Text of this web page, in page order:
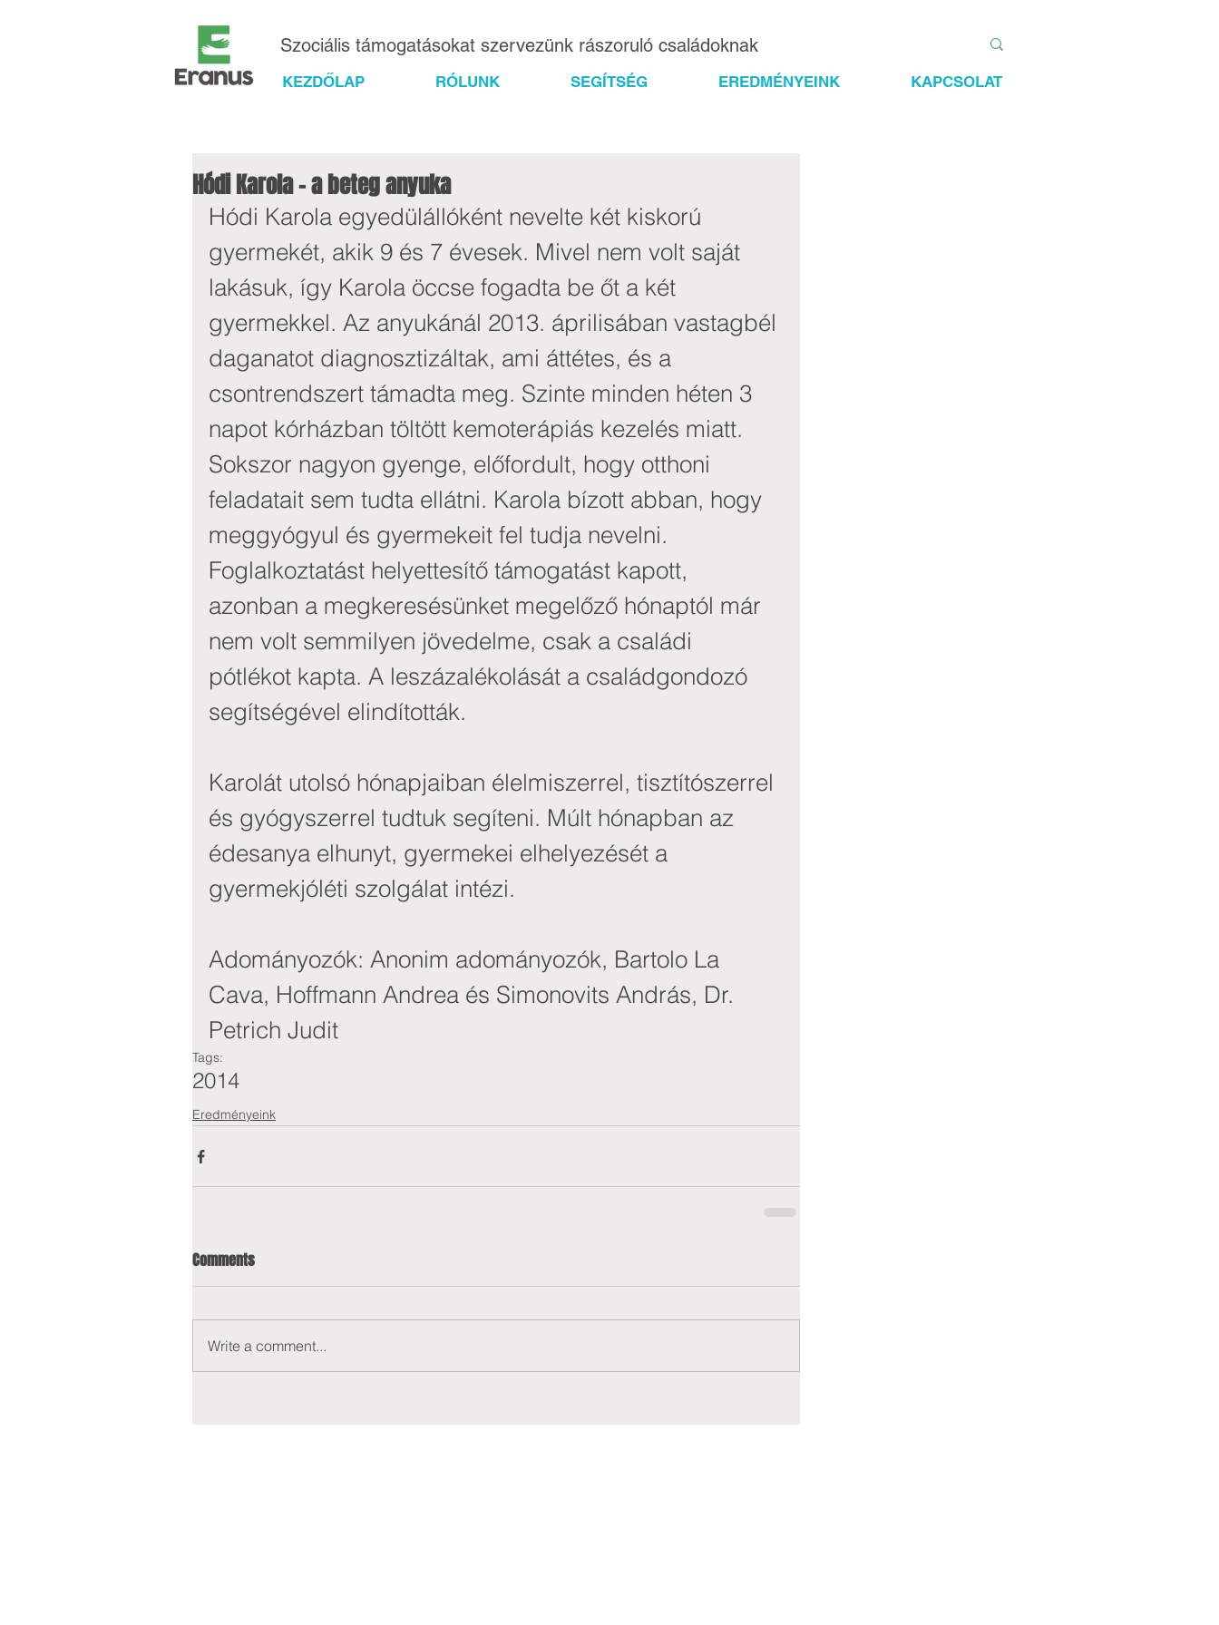
Szociális támogatásokat szervezünk rászoruló családoknak
KEZDŐLAP RÓLUNK SEGÍTSÉG EREDMÉNYEINK KAPCSOLAT
Hódi Karola - a beteg anyuka
Hódi Karola egyedülállóként nevelte két kiskorú
gyermekét, akik 9 és 7 évesek. Mivel nem volt saját
lakásuk, így Karola öccse fogadta be őt a két
gyermekkel. Az anyukánál 2013. áprilisában vastagbél
daganatot diagnosztizáltak, ami áttétes, és a
csontrendszert támadta meg. Szinte minden héten 3
napot kórházban töltött kemoterápiás kezelés miatt.
Sokszor nagyon gyenge, előfordult, hogy otthoni
feladatait sem tudta ellátni. Karola bízott abban, hogy
meggyógyul és gyermekeit fel tudja nevelni.
Foglalkoztatást helyettesítő támogatást kapott,
azonban a megkeresésünket megelőző hónaptól már
nem volt semmilyen jövedelme, csak a családi
pótlékot kapta. A leszázalékolását a családgondozó
segítségével elindították.
Karolát utolsó hónapjaiban élelmiszerrel, tisztítószerrel
és gyógyszerrel tudtuk segíteni. Múlt hónapban az
édesanya elhunyt, gyermekei elhelyezését a
gyermekjóléti szolgálat intézi.
Adományozók: Anonim adományozók, Bartolo La
Cava, Hoffmann Andrea és Simonovits András, Dr.
Petrich Judit
Tags:
2014
Eredményeink
Comments
Write a comment...